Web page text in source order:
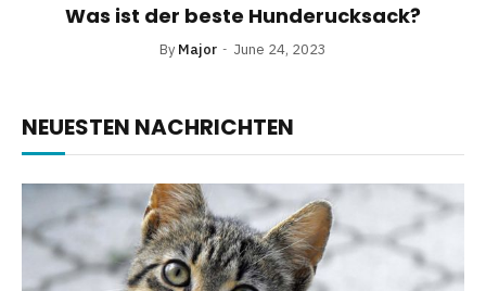
Was ist der beste Hunderucksack?
By Major June 24, 2023
NEUESTEN NACHRICHTEN